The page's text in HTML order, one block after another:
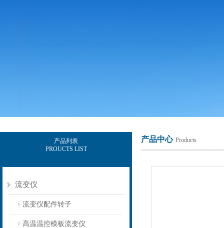
产品列表
PROUCTS LIST
流变仪
流变仪配件转子
高温温控模板流变仪
产品中心 Products